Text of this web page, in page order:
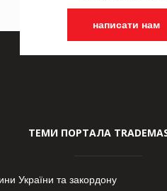
написати нам
ТЕМИ ПОРТАЛА
України та закордону